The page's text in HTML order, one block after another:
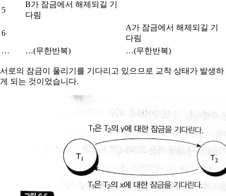
5
B가 잠금에서 해제되길 기
다림
6
A가 잠금에서 해제되길 기
다림
…
…(무한반복) …(무한반복)
서로의 잠금이 풀리기를 기다리고 있으므로 교착 상태가 발생하
게 되는 것이었습니다.